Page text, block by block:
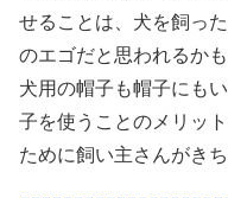
せることは、犬を飼っ
のエゴだと思われるかも
犬用の帽子も帽子にも
子を使うことのメリッ
ために飼い主さんがき